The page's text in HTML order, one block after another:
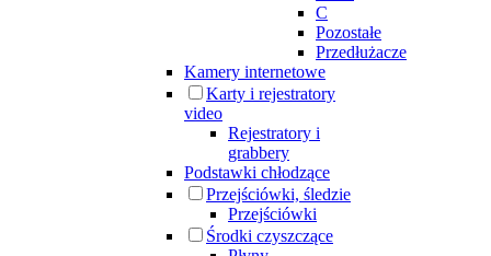
C
Pozostałe
Przedłużacze
Kamery internetowe
Karty i rejestratory
video
Rejestratory i
grabbery
Podstawki chłodzące
Przejściówki, śledzie
Przejściówki
Środki czyszczące